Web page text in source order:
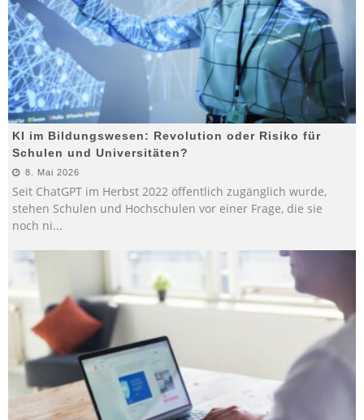
KI im Bildungswesen: Revolution oder Risiko für
Schulen und Universitäten?
8. Mai 2026
Seit ChatGPT im Herbst 2022 öffentlich zugänglich wurde,
stehen Schulen und Hochschulen vor einer Frage, die sie
noch ni...